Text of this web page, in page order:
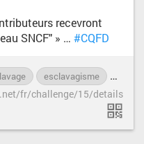
recevront
SNCF" » … #CQFD
esclavagisme
fr/challenge/15/details